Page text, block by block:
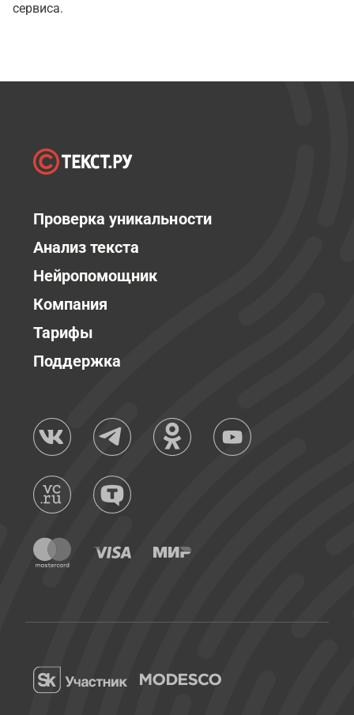
сервиса.
Проверка уникальности
Анализ текста
Нейропомощник
Компания
Тарифы
Поддержка